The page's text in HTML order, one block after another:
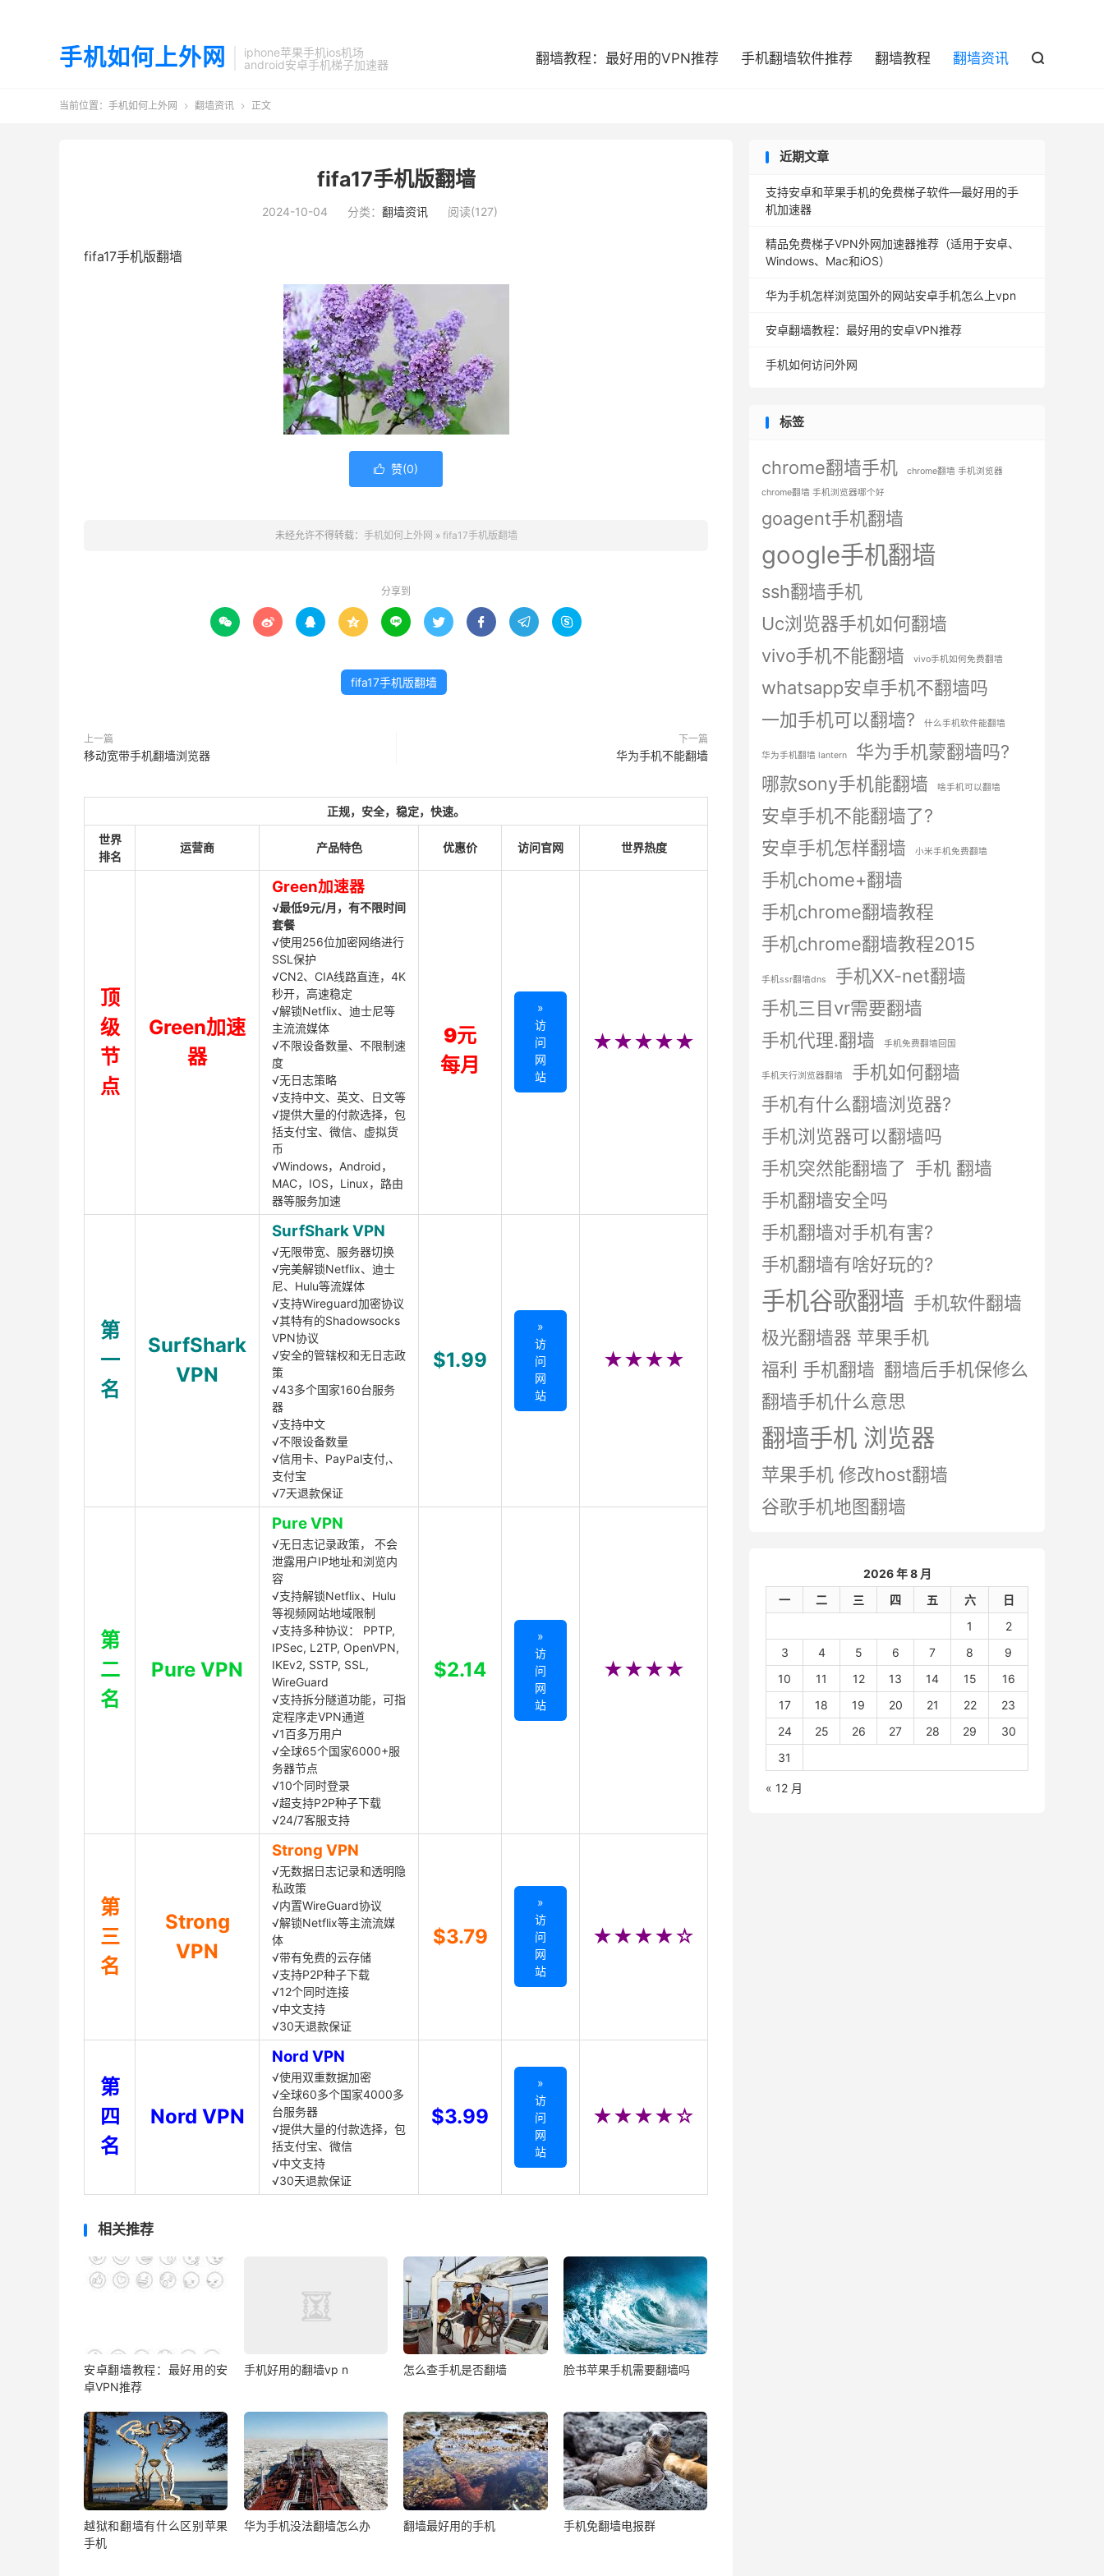
手机如何上外网
iphone苹果手机ios机场
android安卓手机梯子加速器
翻墙教程：最好用的VPN推荐 手机翻墙软件推荐 翻墙教程 翻墙资讯 
当前位置： 手机如何上外网  翻墙资讯  正文
fifa17手机版翻墙
2024-10-04 分类： 翻墙资讯 阅读(127)
fifa17手机版翻墙
 赞(0)
未经允许不得转载： 手机如何上外网 » fifa17手机版翻墙
分享到
        
fifa17手机版翻墙
上一篇
移动宽带手机翻墙浏览器
下一篇
华为手机不能翻墙
正规，安全，稳定，快速。
世界
排名
运营商 产品特色 优惠价 访问官网 世界热度
顶
级
节
点
Green加速
器
Green加速器
√最低9元/月，有不限时间
套餐
√使用256位加密网络进行
SSL保护
√CN2、CIA线路直连，4K
秒开，高速稳定
√解锁Netflix、迪士尼等
主流流媒体
√不限设备数量、不限制速
度
√无日志策略
√支持中文、英文、日文等
√提供大量的付款选择，包
括支付宝、微信、虚拟货
币
√Windows，Android，
MAC，IOS，Linux，路由
器等服务加速
9元
每月
»
访
问
网
站
★★★★★
第
一
名
SurfShark
VPN
SurfShark VPN
√无限带宽、服务器切换
√完美解锁Netflix、迪士
尼、Hulu等流媒体
√支持Wireguard加密协议
√其特有的Shadowsocks
VPN协议
√安全的管辖权和无日志政
策
√43多个国家160台服务
器
√支持中文
√不限设备数量
√信用卡、PayPal支付,、
支付宝
√7天退款保证
$1.99
»
访
问
网
站
★★★★
第
二
名
Pure VPN
Pure VPN
√无日志记录政策， 不会
泄露用户IP地址和浏览内
容
√支持解锁Netflix、Hulu
等视频网站地域限制
√支持多种协议： PPTP,
IPSec, L2TP, OpenVPN,
IKEv2, SSTP, SSL,
WireGuard
√支持拆分隧道功能，可指
定程序走VPN通道
√1百多万用户
√全球65个国家6000+服
务器节点
√10个同时登录
√超支持P2P种子下载
√24/7客服支持
$2.14
»
访
问
网
站
★★★★
第
三
名
Strong
VPN
Strong VPN
√无数据日志记录和透明隐
私政策
√内置WireGuard协议
√解锁Netflix等主流流媒
体
√带有免费的云存储
√支持P2P种子下载
√12个同时连接
√中文支持
√30天退款保证
$3.79
»
访
问
网
站
★★★★☆
第
四
名
Nord VPN
Nord VPN
√使用双重数据加密
√全球60多个国家4000多
台服务器
√提供大量的付款选择，包
括支付宝、微信
√中文支持
√30天退款保证
$3.99
»
访
问
网
站
★★★★☆
相关推荐
安卓翻墙教程：最好用的安
卓VPN推荐
手机好用的翻墙vp n 怎么查手机是否翻墙 脸书苹果手机需要翻墙吗
越狱和翻墙有什么区别苹果
手机
华为手机没法翻墙怎么办 翻墙最好用的手机 手机免翻墙电报群
近期文章
支持安卓和苹果手机的免费梯子软件—最好用的手
机加速器
精品免费梯子VPN外网加速器推荐（适用于安卓、
Windows、Mac和iOS）
华为手机怎样浏览国外的网站安卓手机怎么上vpn
安卓翻墙教程：最好用的安卓VPN推荐
手机如何访问外网
标签
chrome翻墙手机
chrome翻墙 手机浏览器
chrome翻墙 手机浏览器哪个好
goagent手机翻墙
google手机翻墙
ssh翻墙手机
Uc浏览器手机如何翻墙
vivo手机不能翻墙
vivo手机如何免费翻墙
whatsapp安卓手机不翻墙吗
一加手机可以翻墙?
什么手机软件能翻墙
华为手机翻墙 lantern
华为手机蒙翻墙吗?
哪款sony手机能翻墙
啥手机可以翻墙
安卓手机不能翻墙了?
安卓手机怎样翻墙
小米手机免费翻墙
手机chome+翻墙
手机chrome翻墙教程
手机chrome翻墙教程2015
手机ssr翻墙dns
手机XX-net翻墙
手机三目vr需要翻墙
手机代理.翻墙
手机免费翻墙回国
手机天行浏览器翻墙
手机如何翻墙
手机有什么翻墙浏览器?
手机浏览器可以翻墙吗
手机突然能翻墙了 手机 翻墙
手机翻墙安全吗
手机翻墙对手机有害?
手机翻墙有啥好玩的?
手机谷歌翻墙 手机软件翻墙
极光翻墙器 苹果手机
福利 手机翻墙 翻墙后手机保修么
翻墙手机什么意思
翻墙手机 浏览器
苹果手机 修改host翻墙
谷歌手机地图翻墙
2026 年 8 月
一
二 三 四 五 六
日
1
2
3
4 5 6 7 8
9
10
11 12 13 14 15
16
17
18 19 20 21 22
23
24
25 26 27 28 29
30
31
« 12 月